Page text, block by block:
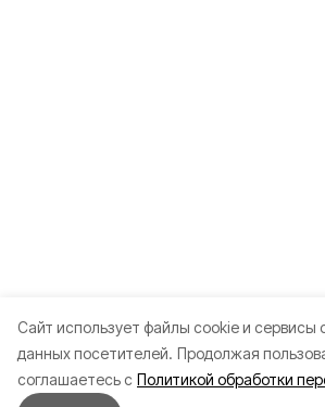
Cайт использует файлы cookie и сервисы
данных посетителей. Продолжая
соглашаетесь с Политикой обработки